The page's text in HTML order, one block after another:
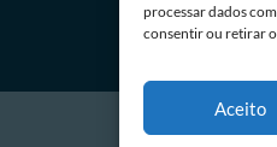
processar dados
consentir ou retirar
Aceito